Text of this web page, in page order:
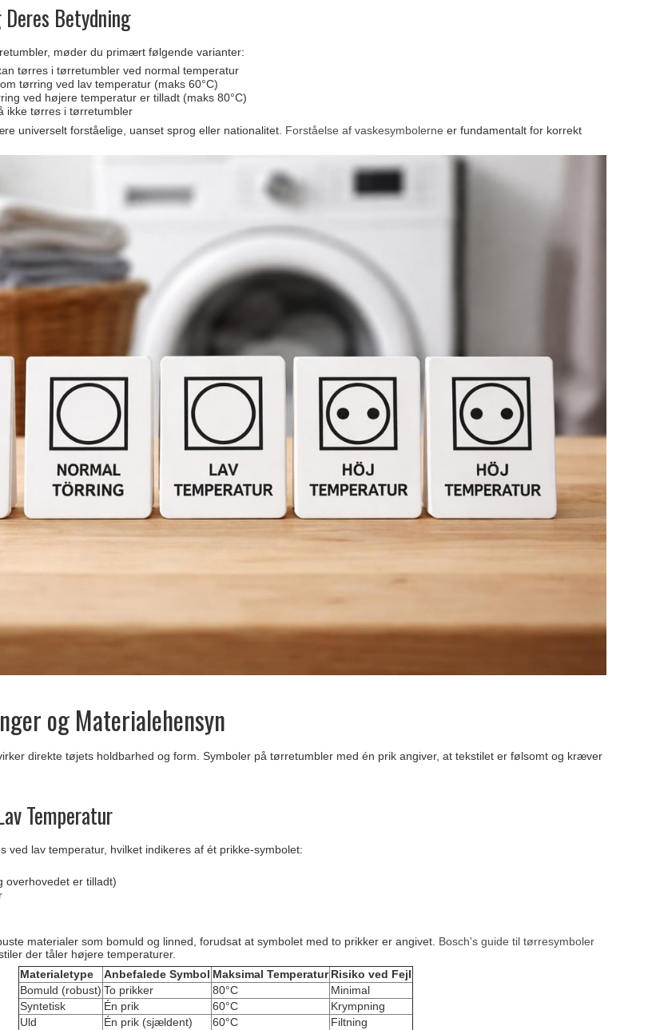
Betydning
møder du primært følgende varianter:
tørres i tørretumbler ved normal temperatur
tørring ved lav temperatur (maks 60°C)
ved højere temperatur er tilladt (maks 80°C)
ikke tørres i tørretumbler
universelt forståelige, uanset sprog eller nationalitet. Forståelse af vaskesymbolerne er fundamentalt for korrekt
og Materialehensyn
direkte tøjets holdbarhed og form. Symboler på tørretumbler med én prik angiver, at tekstilet er følsomt og kræver
Temperatur
ved lav temperatur, hvilket indikeres af ét prikke-symbolet:
overhovedet er tilladt)
materialer som bomuld og linned, forudsat at symbolet med to prikker er angivet. Bosch's guide til tørresymboler
der tåler højere temperaturer.
Materialetype
Anbefalede Symbol Maksimal Temperatur Risiko ved Fejl
Bomuld (robust) To prikker 80°C
Minimal
Syntetisk
Én prik 60°C
Krympning
Uld
Én prik (sjældent) 60°C
Filtning